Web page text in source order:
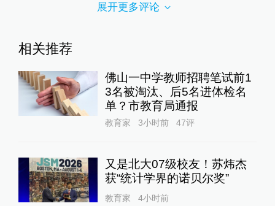
展开更多评论
相关推荐
佛山一中学教师招聘笔试前1
3名被淘汰、后5名进体检名
单？市教育局通报
教育家 3小时前 47评
又是北大07级校友！苏炜杰
获“统计学界的诺贝尔奖”
教育家 4小时前